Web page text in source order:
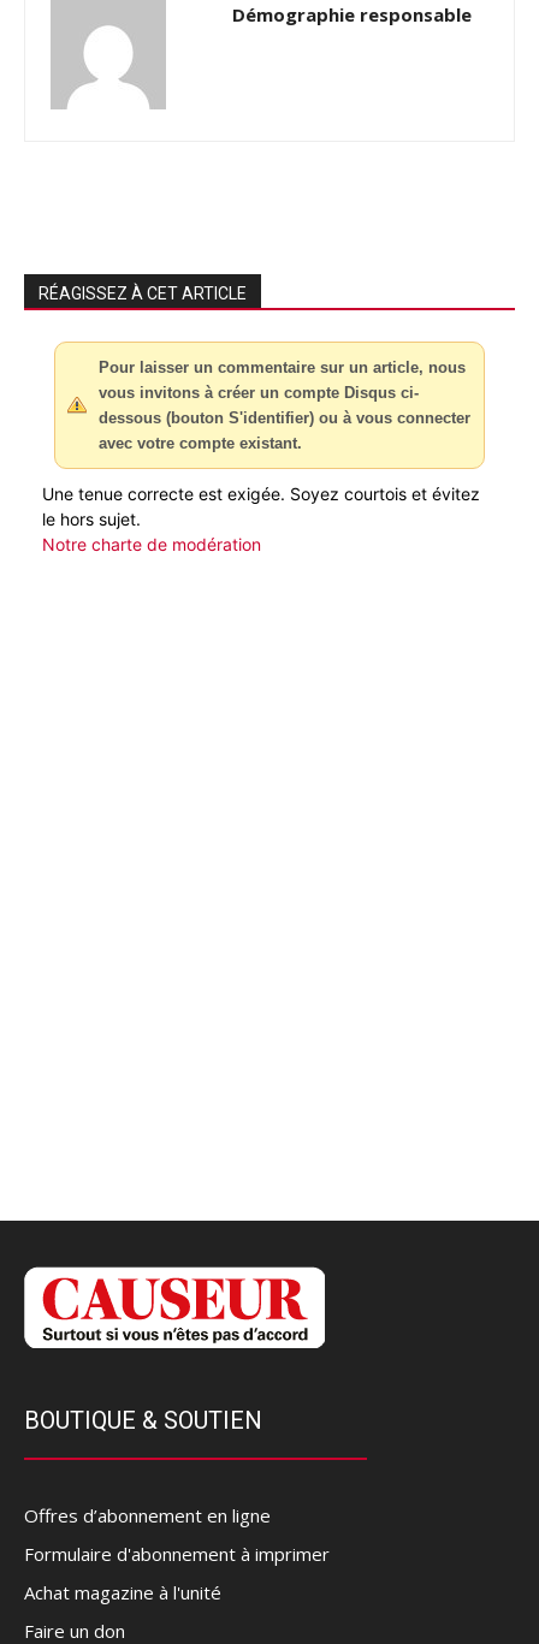
Démographie responsable
RÉAGISSEZ À CET ARTICLE
Pour laisser un commentaire sur un article, nous
vous invitons à créer un compte Disqus ci-
dessous (bouton S'identifier) ou à vous connecter
avec votre compte existant.
Une tenue correcte est exigée. Soyez courtois et évitez
le hors sujet.
Notre charte de modération
BOUTIQUE & SOUTIEN
Offres d’abonnement en ligne
Formulaire d'abonnement à imprimer
Achat magazine à l'unité
Faire un don